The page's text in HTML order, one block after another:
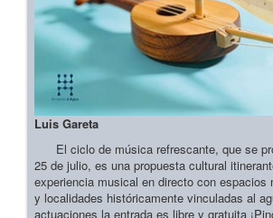
Luis Gareta
El ciclo de música refrescante, que se
25 de julio, es una propuesta cultural
experiencia musical en directo con espacios
y localidades históricamente vinculadas al
actuaciones la entrada es libre y gratuita